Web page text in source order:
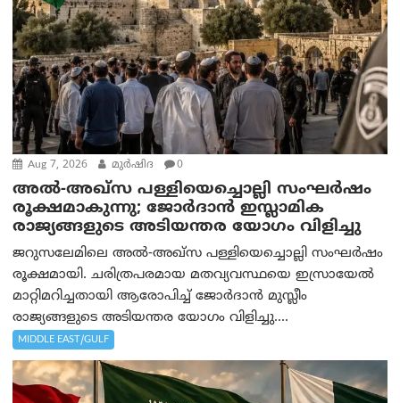
Aug 7, 2026 മുര്‍ഷിദ 0
അൽ-അഖ്‌സ പള്ളിയെച്ചൊല്ലി സംഘർഷം
രൂക്ഷമാകുന്നു; ജോർദാൻ ഇസ്ലാമിക
രാജ്യങ്ങളുടെ അടിയന്തര യോഗം വിളിച്ചു
ജറുസലേമിലെ അൽ-അഖ്‌സ പള്ളിയെച്ചൊല്ലി സംഘർഷം
രൂക്ഷമായി. ചരിത്രപരമായ മതവ്യവസ്ഥയെ ഇസ്രായേൽ
മാറ്റിമറിച്ചതായി ആരോപിച്ച് ജോർദാൻ മുസ്ലീം
രാജ്യങ്ങളുടെ അടിയന്തര യോഗം വിളിച്ചു....
MIDDLE EAST/GULF